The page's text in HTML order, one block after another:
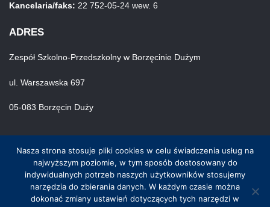
Kancelaria/faks: 22 752-05-24 wew. 6
ADRES
Zespół Szkolno-Przedszkolny w Borzęcinie Dużym
ul. Warszawska 697
05-083 Borzęcin Duży
© Wszystkie prawa zastrzeżone. Hosting i wykonanie skynet.net.pl
Nasza strona stosuje pliki cookies w celu świadczenia usług na
najwyższym poziomie, w tym sposób dostosowany do
indywidualnych potrzeb naszych użytkowników stosujemy
narzędzia do zbierania danych. W każdym czasie można
dokonać zmiany ustawień dotyczących tych narzędzi w